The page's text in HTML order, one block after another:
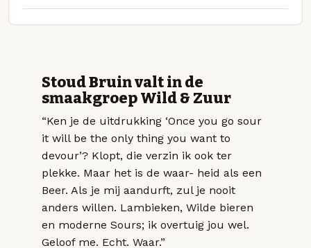
Stoud Bruin valt in de
smaakgroep Wild & Zuur
“Ken je de uitdrukking ‘Once you go sour
it will be the only thing you want to
devour’? Klopt, die verzin ik ook ter
plekke. Maar het is de waar- heid als een
Beer. Als je mij aandurft, zul je nooit
anders willen. Lambieken, Wilde bieren
en moderne Sours; ik overtuig jou wel.
Geloof me. Echt. Waar.”